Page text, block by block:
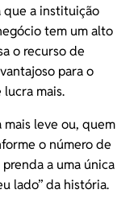
que a instituição
tem um alto
o recurso de
para o
mais.
mais leve ou, quem
o número de
a uma única
lado” da história.